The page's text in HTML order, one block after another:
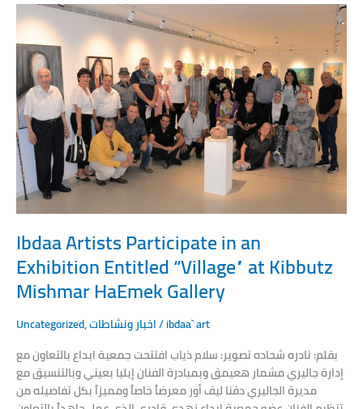
Ibdaa Artists Participate in an
Exhibition Entitled “Village” at Kibbutz
Mishmar HaEmek Gallery
Uncategorized,اخبار ونشاطات/ibdaa` art
بقلم: نادره شحاده تصوير: سلام ذياب افتتحت جمعية ابداع بالتعاون مع
إدارة جاليري مشمار هعيمق وبمبادرة الفنان إيليا بعيني وبالتنسيق مع
مديرة الجاليري دفنا ليف أور معرضاً خاصاً ومميزاً بكل تفاصيله من
Ibdaa
Artists
Participate
in
an
Exhibition
Entitled
“Village”
at
Kibbutz
Mishmar
HaEmek